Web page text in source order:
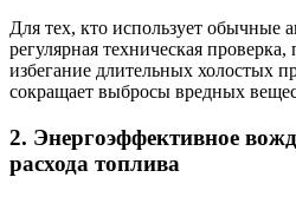
Для тех, кто использует обычные
регулярная техническая проверка,
избегание длительных холостых
сокращает выбросы вредных
2. Энергоэффективное
расхода топлива